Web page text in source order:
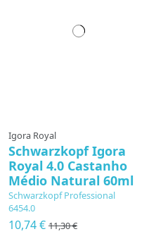
Igora Royal
Schwarzkopf Igora
Royal 4.0 Castanho
Médio Natural 60ml
Schwarzkopf Professional
6454.0
10,74 € 11,30 €